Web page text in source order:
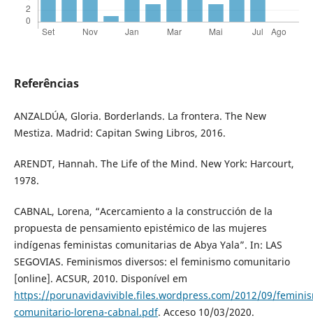
Referências
ANZALDÚA, Gloria. Borderlands. La frontera. The New
Mestiza. Madrid: Capitan Swing Libros, 2016.
ARENDT, Hannah. The Life of the Mind. New York: Harcourt,
1978.
CABNAL, Lorena, “Acercamiento a la construcción de la
propuesta de pensamiento epistémico de las mujeres
indígenas feministas comunitarias de Abya Yala”. In: LAS
SEGOVIAS. Feminismos diversos: el feminismo comunitario
[online]. ACSUR, 2010. Disponível em
https://porunavidavivible.files.wordpress.com/2012/09/
comunitario-lorena-cabnal.pdf. Acceso 10/03/2020.